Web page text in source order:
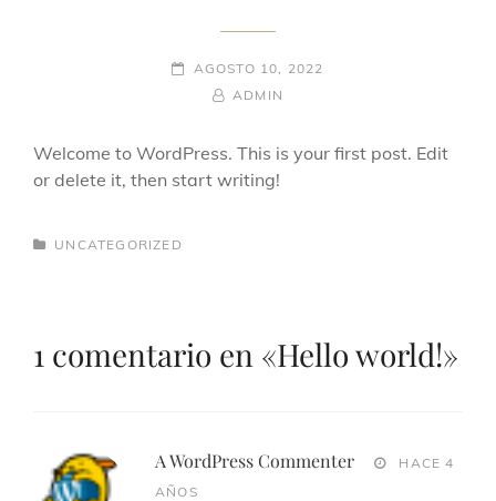
AGOSTO 10, 2022
ADMIN
Welcome to WordPress. This is your first post. Edit
or delete it, then start writing!
UNCATEGORIZED
1 comentario en «Hello world!»
A WordPress Commenter
HACE 4
AÑOS